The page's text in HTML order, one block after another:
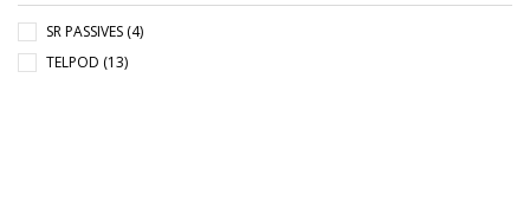
SR PASSIVES (4)
TELPOD (13)